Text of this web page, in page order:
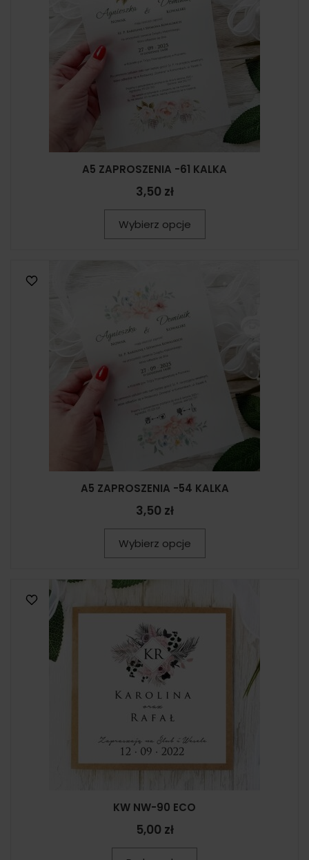
A5 ZAPROSZENIA -61 KALKA
3,50 zł
Wybierz opcje
A5 ZAPROSZENIA -54 KALKA
3,50 zł
Wybierz opcje
KW NW-90 ECO
5,00 zł